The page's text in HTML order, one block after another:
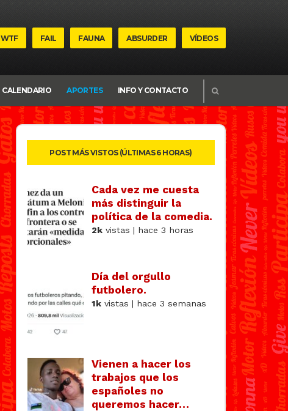
WTF FAIL FAUNA ABSURDER VÍDEOS
BUSCAR
CALENDARIO
APORTES INFO Y CONTACTO
POST MÁS VISTOS (ÚLTIMAS 6 HORAS)
Cada vez me cuesta
más distinguir la
política de la comedia.
2kvistas | hace 3 horas
Día del orgullo
futbolero.
1kvistas | hace 3 semanas
Vienen a hacer los
trabajos que los
españoles no
queremos hacer…